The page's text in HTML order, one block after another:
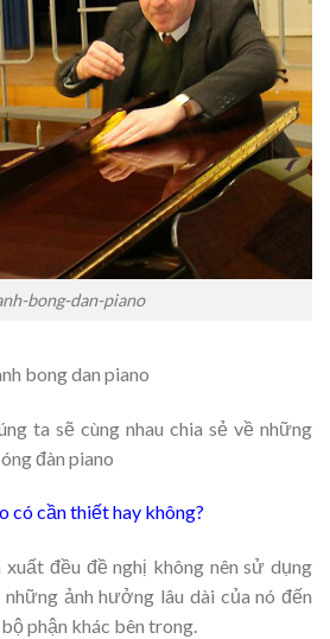
bong-dan-piano
bong dan piano
ta sẽ cùng nhau chia sẻ về những
đàn piano
có cần thiết hay không?
xuất đều đề nghị không nên sử dụng
ảnh hưởng lâu dài của nó đến
phận khác bên trong.